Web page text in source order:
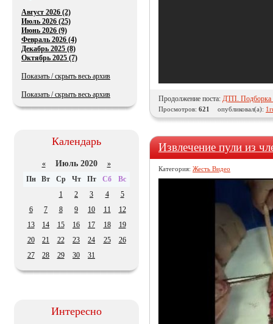
Продолжение поста: ДТП. Подборка
Просмотров: 621 опубликовал(а):
Извлечение пули из
Категория: Жесть Видео
Август 2026 (2)
Июль 2026 (25)
Июнь 2026 (9)
Февраль 2026 (4)
Декабрь 2025 (8)
Октябрь 2025 (7)
Показать / скрыть весь архив
Показать / скрыть весь архив
Календарь
«Июль 2020 »
Пн
Вт Ср Чт Пт Сб
Вс
1
2 3 4
5
6
7 8 9 10 11
12
13
14 15 16 17 18
19
20
21 22 23 24 25
26
27
28 29 30 31
Интересно